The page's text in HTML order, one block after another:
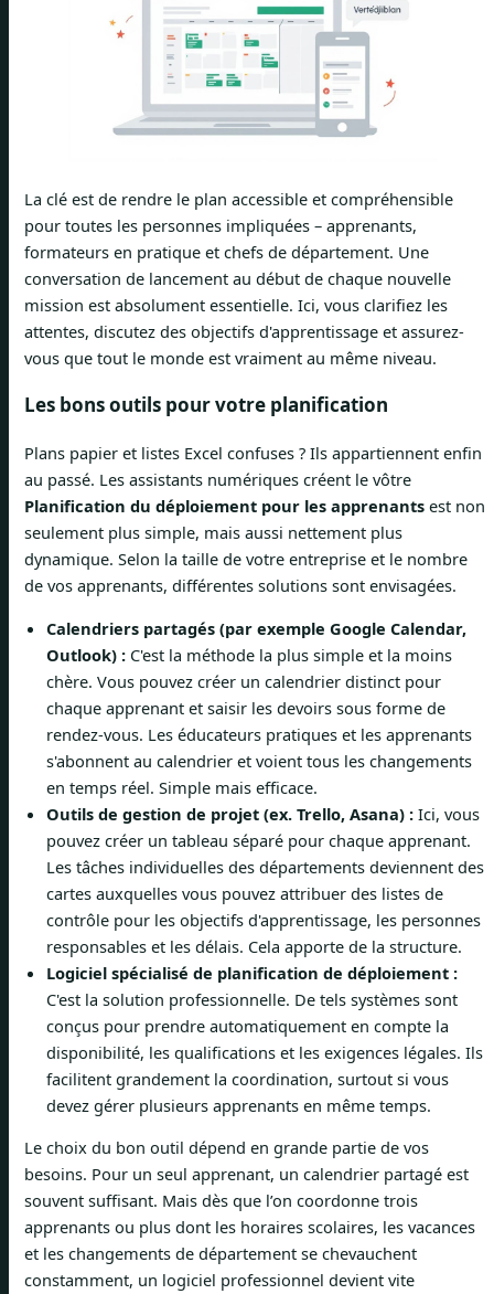
La clé est de rendre le plan accessible et compréhensible
pour toutes les personnes impliquées – apprenants,
formateurs en pratique et chefs de département. Une
conversation de lancement au début de chaque nouvelle
mission est absolument essentielle. Ici, vous clarifiez les
attentes, discutez des objectifs d'apprentissage et assurez-
vous que tout le monde est vraiment au même niveau.
Les bons outils pour votre planification
Plans papier et listes Excel confuses ? Ils appartiennent enfin
au passé. Les assistants numériques créent le vôtre
Planification du déploiement pour les apprenants est non
seulement plus simple, mais aussi nettement plus
dynamique. Selon la taille de votre entreprise et le nombre
de vos apprenants, différentes solutions sont envisagées.
Calendriers partagés (par exemple Google Calendar,
Outlook) : C'est la méthode la plus simple et la moins
chère. Vous pouvez créer un calendrier distinct pour
chaque apprenant et saisir les devoirs sous forme de
rendez-vous. Les éducateurs pratiques et les apprenants
s'abonnent au calendrier et voient tous les changements
en temps réel. Simple mais efficace.
Outils de gestion de projet (ex. Trello, Asana) : Ici, vous
pouvez créer un tableau séparé pour chaque apprenant.
Les tâches individuelles des départements deviennent des
cartes auxquelles vous pouvez attribuer des listes de
contrôle pour les objectifs d'apprentissage, les personnes
responsables et les délais. Cela apporte de la structure.
Logiciel spécialisé de planification de déploiement :
C'est la solution professionnelle. De tels systèmes sont
conçus pour prendre automatiquement en compte la
disponibilité, les qualifications et les exigences légales. Ils
facilitent grandement la coordination, surtout si vous
devez gérer plusieurs apprenants en même temps.
Le choix du bon outil dépend en grande partie de vos
besoins. Pour un seul apprenant, un calendrier partagé est
souvent suffisant. Mais dès que l’on coordonne trois
apprenants ou plus dont les horaires scolaires, les vacances
et les changements de département se chevauchent
constamment, un logiciel professionnel devient vite